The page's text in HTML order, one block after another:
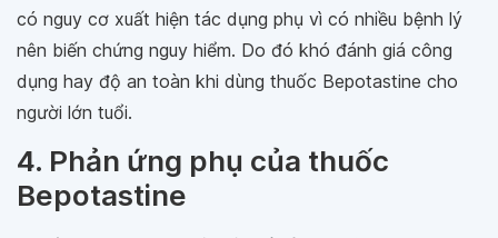
có nguy cơ xuất hiện tác dụng phụ vì có nhiều bệnh lý
nên biến chứng nguy hiểm. Do đó khó đánh giá công
dụng hay độ an toàn khi dùng thuốc Bepotastine cho
người lớn tuổi.
4. Phản ứng phụ của thuốc
Bepotastine